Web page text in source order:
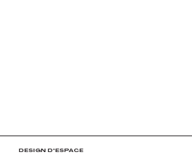
DESIGN D'ESPACE